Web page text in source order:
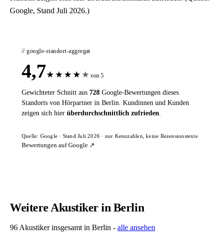
Google, Stand Juli 2026.)
// google-standort-aggregat
4,7★ ★ ★ ★ ★ von 5
Gewichteter Schnitt aus 728 Google-Bewertungen dieses
Standorts von Hörpartner in Berlin. Kundinnen und Kunden
zeigen sich hier überdurchschnittlich zufrieden.
Quelle: Google · Stand Juli 2026 · nur Kennzahlen, keine Rezensionstexte
Bewertungen auf Google ↗
Weitere Akustiker in Berlin
96 Akustiker insgesamt in Berlin - alle ansehen